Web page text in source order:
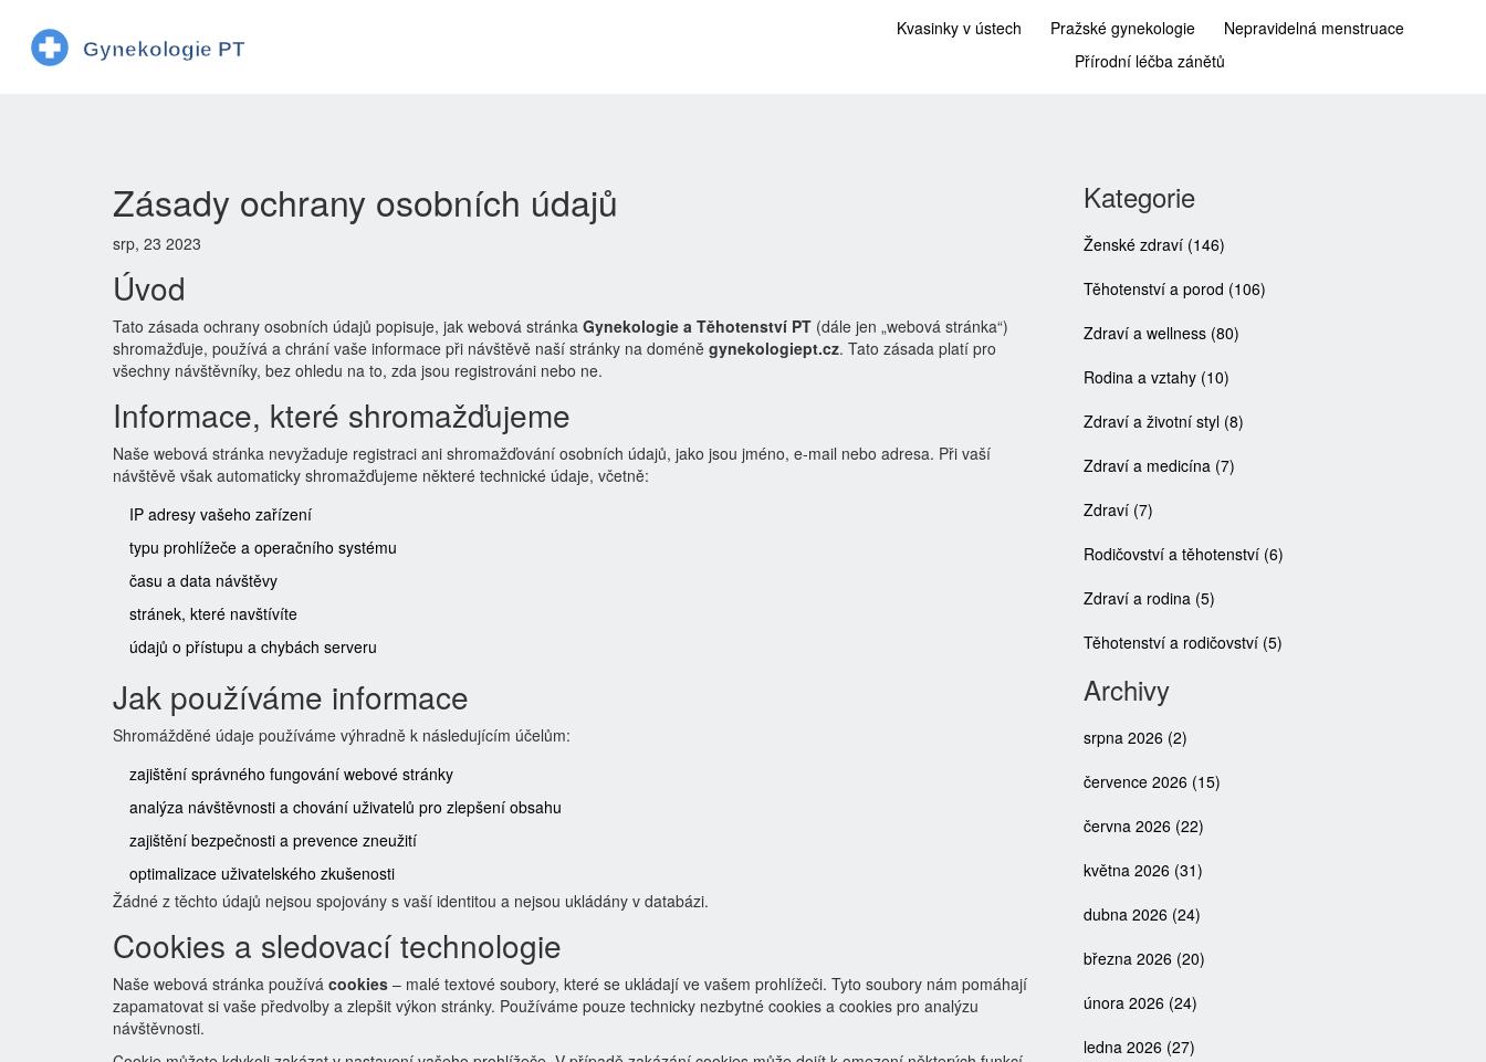
Kvasinky v ústech Pražské gynekologie
Nepravidelná menstruace
Přírodní léčba zánětů
Zásady ochrany osobních údajů
srp, 23 2023
Úvod
Tato zásada ochrany osobních údajů popisuje, jak webová stránka Gynekologie a Těhotenství PT (dále jen „webová stránka“)
shromažďuje, používá a chrání vaše informace při návštěvě naší stránky na doméně gynekologiept.cz. Tato zásada platí pro
všechny návštěvníky, bez ohledu na to, zda jsou registrováni nebo ne.
Informace, které shromažďujeme
Naše webová stránka nevyžaduje registraci ani shromažďování osobních údajů, jako jsou jméno, e-mail nebo adresa. Při vaší
návštěvě však automaticky shromažďujeme některé technické údaje, včetně:
IP adresy vašeho zařízení
typu prohlížeče a operačního systému
času a data návštěvy
stránek, které navštívíte
údajů o přístupu a chybách serveru
Jak používáme informace
Shromážděné údaje používáme výhradně k následujícím účelům:
zajištění správného fungování webové stránky
analýza návštěvnosti a chování uživatelů pro zlepšení obsahu
zajištění bezpečnosti a prevence zneužití
optimalizace uživatelského zkušenosti
Žádné z těchto údajů nejsou spojovány s vaší identitou a nejsou ukládány v databázi.
Cookies a sledovací technologie
Naše webová stránka používá cookies – malé textové soubory, které se ukládají ve vašem prohlížeči. Tyto soubory nám pomáhají
zapamatovat si vaše předvolby a zlepšit výkon stránky. Používáme pouze technicky nezbytné cookies a cookies pro analýzu
návštěvnosti.
Kategorie
Ženské zdraví (146)
Těhotenství a porod (106)
Zdraví a wellness (80)
Rodina a vztahy (10)
Zdraví a životní styl (8)
Zdraví a medicína (7)
Zdraví (7)
Rodičovství a těhotenství (6)
Zdraví a rodina (5)
Těhotenství a rodičovství (5)
Archivy
srpna 2026 (2)
července 2026 (15)
června 2026 (22)
května 2026 (31)
dubna 2026 (24)
března 2026 (20)
února 2026 (24)
ledna 2026 (27)